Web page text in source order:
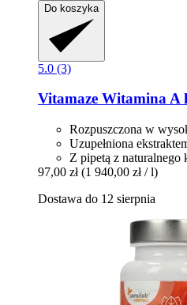
Do koszyka
5.0 (3)
Vitamaze Witamina A
Rozpuszczona w
Uzupełniona
Z pipetą z naturalnego
97,00 zł (1 940,00 zł / l)
Dostawa do 12 sierpnia